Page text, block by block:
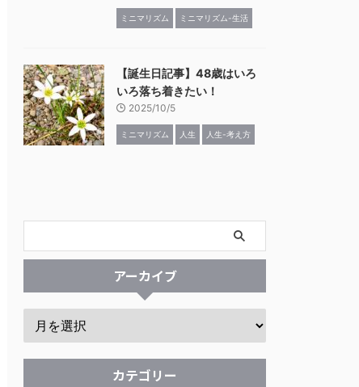
ミニマリズム ミニマリズム-生活
【誕生日記事】48歳はいろ
いろ落ち着きたい！
2025/10/5
ミニマリズム 人生 人生-考え方
アーカイブ
カテゴリー